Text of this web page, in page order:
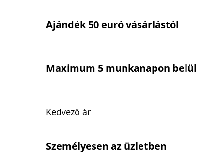
Ajándék 50 euró vásárlástól
Maximum 5 munkanapon belül
Kedvező ár
Személyesen az üzletben